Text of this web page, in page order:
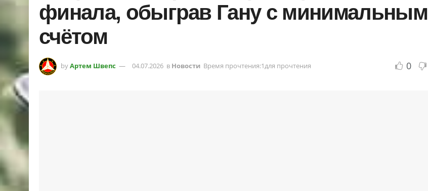
финала, обыграв Гану с минимальным
счётом
byАртем Швепс 04.07.2026 в Новости Время прочтения:1для прочтения 0